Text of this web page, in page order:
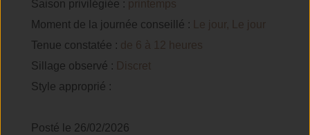
Saison privilégiée : printemps
Moment de la journée conseillé :
Le jour, Le jour
Tenue constatée : de 6 à 12 heures
Sillage observé : Discret
Style approprié :
Posté le 26/02/2026